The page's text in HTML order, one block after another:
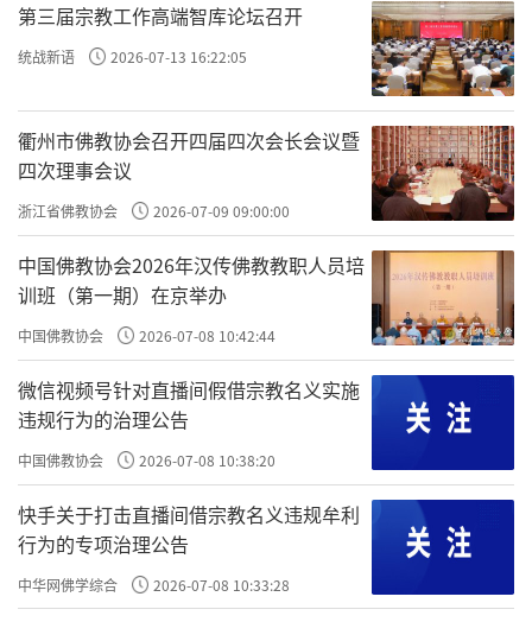
第三届宗教工作高端智库论坛召开
统战新语 2026-07-13 16:22:05
衢州市佛教协会召开四届四次会长会议暨
四次理事会议
浙江省佛教协会 2026-07-09 09:00:00
中国佛教协会2026年汉传佛教教职人员培
训班（第一期）在京举办
中国佛教协会 2026-07-08 10:42:44
微信视频号针对直播间假借宗教名义实施
违规行为的治理公告
中国佛教协会 2026-07-08 10:38:20
快手关于打击直播间借宗教名义违规牟利
行为的专项治理公告
中华网佛学综合 2026-07-08 10:33:28